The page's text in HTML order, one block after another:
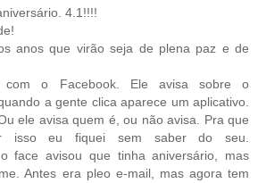
4.1!!!!
anos que virão seja de plena paz e de
o Facebook. Ele avisa sobre o
a gente clica aparece um aplicativo.
ele avisa quem é, ou não avisa. Pra que
isso eu fiquei sem saber do seu.
face avisou que tinha aniversário, mas
Antes era pleo e-mail, mas agora tem